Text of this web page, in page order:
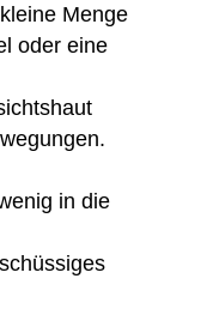
Menge
oder eine
in die